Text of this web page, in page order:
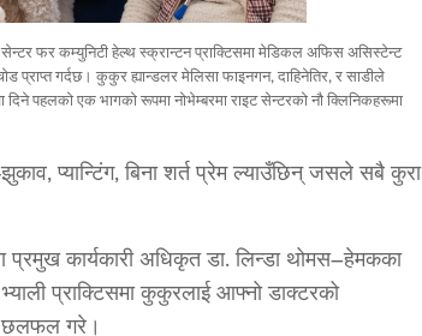
फर कम्युनिटी हेल्थ स्क्रान्टन प्राक्टिसमा मेडिकल अफिस असिस्टेन्ट
प्राप्त गर्दछ। कुकुर ह्यान्डलर मेलिसा फाइनगन, दाहिनेतिर, र साडीले
दिने पहलको एक भागको रूपमा नोभेम्बरमा राइट सेन्टरको नौ क्लिनिकहरूमा
प्यान्टिंग, बिना शर्त प्रेम ल्याउँछिन् जसले सबै कुरा
कार्यकारी अधिकृत डा. लिन्डा थोमस–हेमकका
प्राक्टिसमा कुकुरलाई आफ्नो डाक्टरको
छलफल गरे।